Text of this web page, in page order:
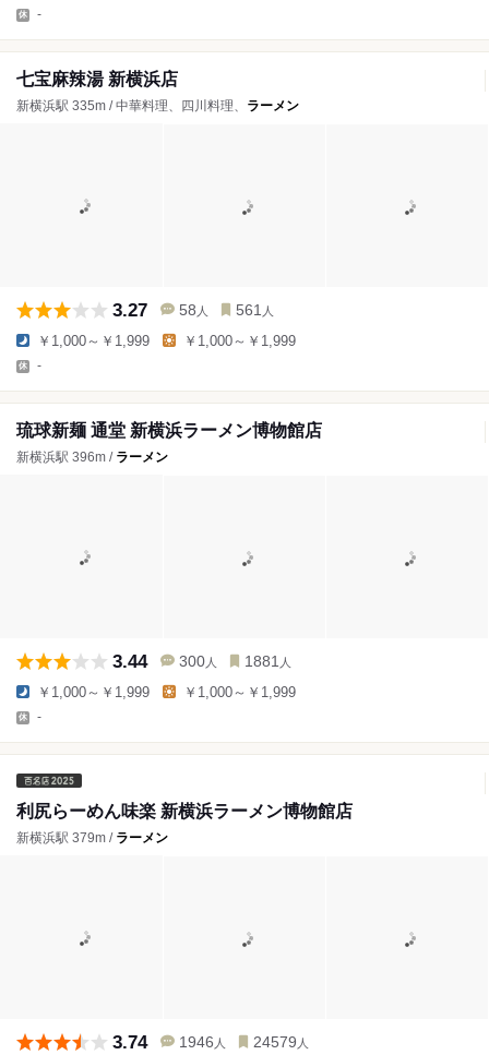
-
七宝麻辣湯 新横浜店
新横浜駅 335m / 中華料理、四川料理、 ラーメン
3.27 58 人 561 人
￥1,000～￥1,999 ￥1,000～￥1,999
-
琉球新麺 通堂 新横浜ラーメン博物館店
新横浜駅 396m / ラーメン
3.44 300 人 1881 人
￥1,000～￥1,999 ￥1,000～￥1,999
-
利尻らーめん味楽 新横浜ラーメン博物館店
新横浜駅 379m / ラーメン
3.74 1946 人 24579 人